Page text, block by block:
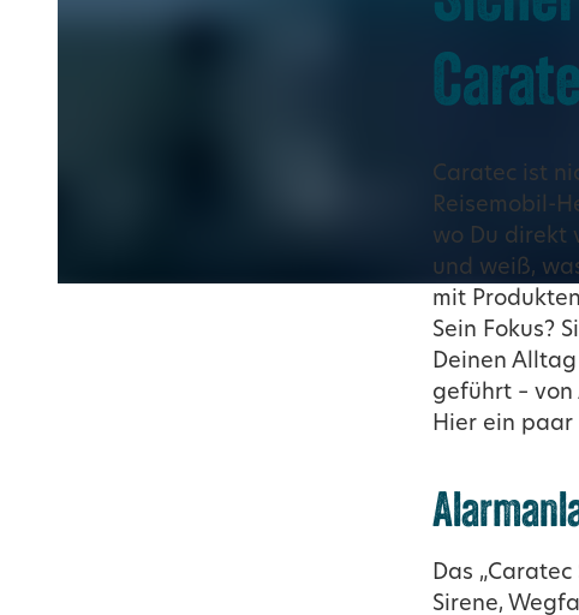
Caratec ist
Reisemobil-
wo Du direkt
und weiß,
mit
Sein Fokus?
Deinen
geführt –
Hier ein paar
Das
Sirene,